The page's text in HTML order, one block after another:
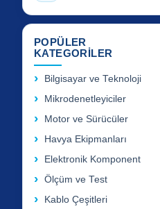
POPÜLER
KATEGORİLER
Bilgisayar ve Teknoloji
Mikrodenetleyiciler
Motor ve Sürücüler
Havya Ekipmanları
Elektronik Komponent
Ölçüm ve Test
Kablo Çeşitleri